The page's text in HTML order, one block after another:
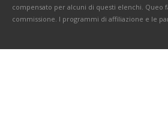
compensato per alcuni di questi elenchi.
commissione. I programmi di affiliazione e le